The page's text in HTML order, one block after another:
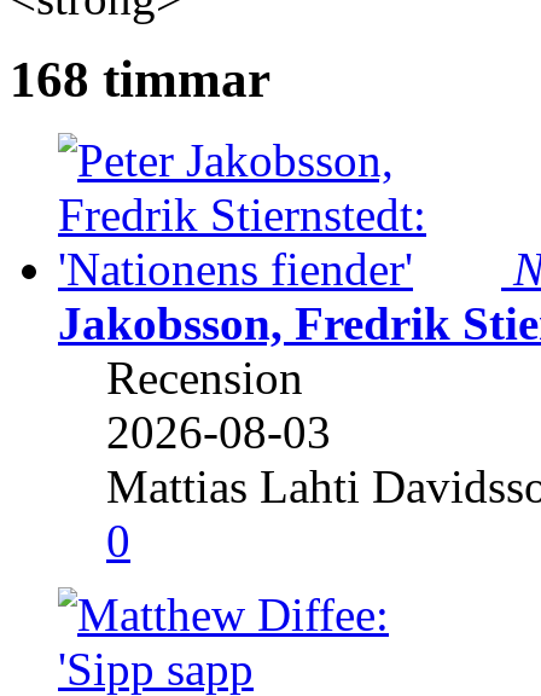
168 timmar
Jakobsson, Fredrik
Recension
2026-08-03
Mattias Lahti
0